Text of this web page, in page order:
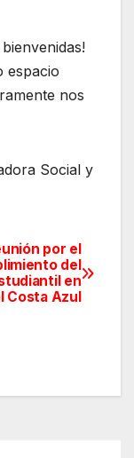
espacio
nos
Social y
por el
del
en
Costa Azul